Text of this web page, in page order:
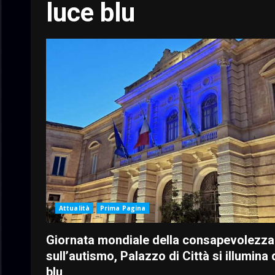
luce blu
Attualità Prima Pagina
Giornata mondiale della consapevolezza
sull’autismo, Palazzo di Città si illumina
blu